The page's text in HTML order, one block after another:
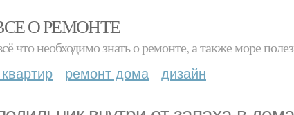
О РЕМОНТЕ
что необходимо знать о ремонте, а также море
ремонт дома дизайн